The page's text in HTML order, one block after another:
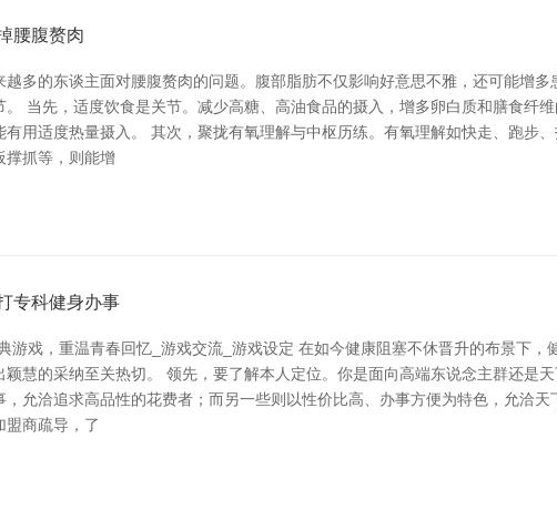
腰腹赘肉
越多的东谈主面对腰腹赘肉的问题。腹部脂肪不仅影响好意思不雅，还可能增
当先，适度饮食是关节。减少高糖、高油食品的摄入，增多卵白质和膳食纤
有用适度热量摄入。 其次，聚拢有氧理解与中枢历练。有氧理解如快走、跑步
撑抓等，则能增
专科健身办事
游戏，重温青春回忆_游戏交流_游戏设定 在如今健康阻塞不休晋升的布景下
颖慧的采纳至关热切。 领先，要了解本人定位。你是面向高端东说念主群还是
允洽追求高品性的花费者；而另一些则以性价比高、办事方便为特色，允洽
盟商疏导，了